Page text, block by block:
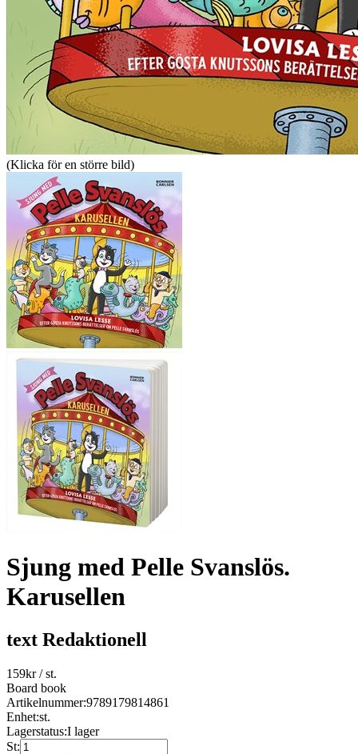
(Klicka för en större bild)
Sjung med Pelle Svanslös.
Karusellen
text Redaktionell
159kr/ st.
Board book
Artikelnummer:9789179814861
Enhet:st.
Lagerstatus:I lager
St: